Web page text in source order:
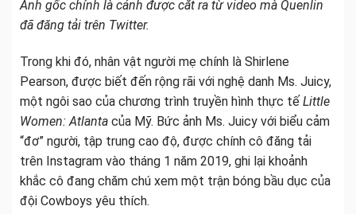
Ảnh gốc chính là cảnh được cắt ra từ video mà Quenlin
đã đăng tải trên Twitter.
Trong khi đó, nhân vật người mẹ chính là Shirlene
Pearson, được biết đến rộng rãi với nghệ danh Ms. Juicy,
một ngôi sao của chương trình truyền hình thực tế Little
Women: Atlanta của Mỹ. Bức ảnh Ms. Juicy với biểu cảm
“đơ” người, tập trung cao độ, được chính cô đăng tải
trên Instagram vào tháng 1 năm 2019, ghi lại khoảnh
khắc cô đang chăm chú xem một trận bóng bầu dục của
đội Cowboys yêu thích.